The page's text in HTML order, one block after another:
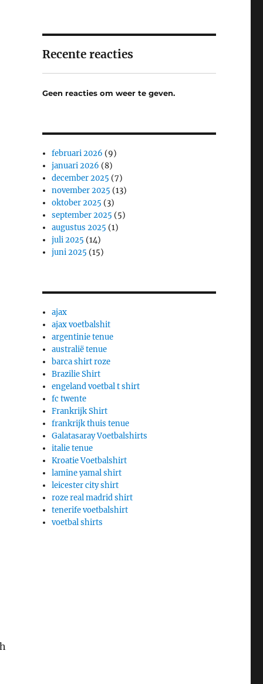
Recente reacties
Geen reacties om weer te geven.
februari 2026 (9)
januari 2026 (8)
december 2025 (7)
november 2025 (13)
oktober 2025 (3)
september 2025 (5)
augustus 2025 (1)
juli 2025 (14)
juni 2025 (15)
ajax
ajax voetbalshit
argentinie tenue
australië tenue
barca shirt roze
Brazilie Shirt
engeland voetbal t shirt
fc twente
Frankrijk Shirt
frankrijk thuis tenue
Galatasaray Voetbalshirts
italie tenue
Kroatie Voetbalshirt
lamine yamal shirt
leicester city shirt
roze real madrid shirt
tenerife voetbalshirt
voetbal shirts